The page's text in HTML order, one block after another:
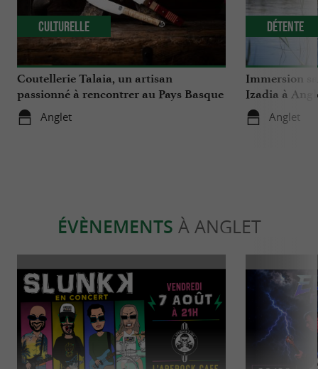
Coutellerie Talaia, un artisan
passionné à rencontrer au Pays Basque
Anglet
Culturelle
Immersion
Izadia à
Anglet
Détente
ÉVÈNEMENTS À ANGLET